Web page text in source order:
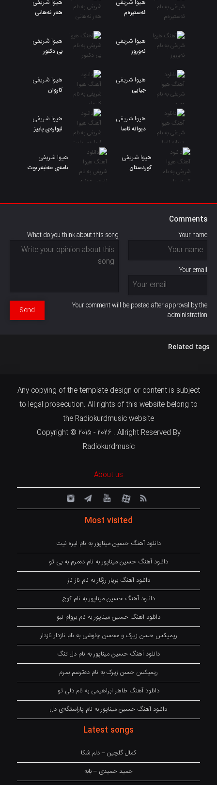
هیوا شریفی
ئەستیرەم
هیوا شریفی
هەر نەهاتی
هیوا شریفی
نەوروز
هیوا شریفی
بی دکتور
هیوا شریفی
جیایی
هیوا شریفی
کاروان
هیوا شریفی
دیوانه ئاسا
هیوا شریفی
ئیوارەی پاییز
هیوا شریفی
کوردستان
هیوا شریفی
نامەی عەنبەر بوت
Comments
Your name
Your email
What do you think about this song
Your comment will be posted after approval by the
administration
Send
Related tags
Any copying of the template design or content is subject
to legal prosecution. All rights of this website belong to
the Radiokurdmusic website
Copyright © 2015 - 2026 . Allright Reserved By
Radiokurdmusic
About us
Most visited
دانلود آهنگ حسین میناپور به نام لیره نیت
دانلود آهنگ حسین میناپور به نام دەمرم بە بی تو
دانلود آهنگ بریار رزگار به نام ناز ناز
دانلود آهنگ حسین میناپور به نام کوچ
دانلود آهنگ حسین میناپور به نام بروام نبو
ریمیکس حسن زیرک و محسن چاوشی به نام نازدار نازدار
دانلود آهنگ حسین میناپور به نام دل تنگ
ریمیکس حسن زیرک به نام دەترسم بمرم
دانلود آهنگ طاهر ابراهیمی به نام دلی تو
دانلود آهنگ حسین میناپور به نام پاراستگەی دل
Latest songs
کمال گلچین – دلم شکا
حمید حمیدی – بابه